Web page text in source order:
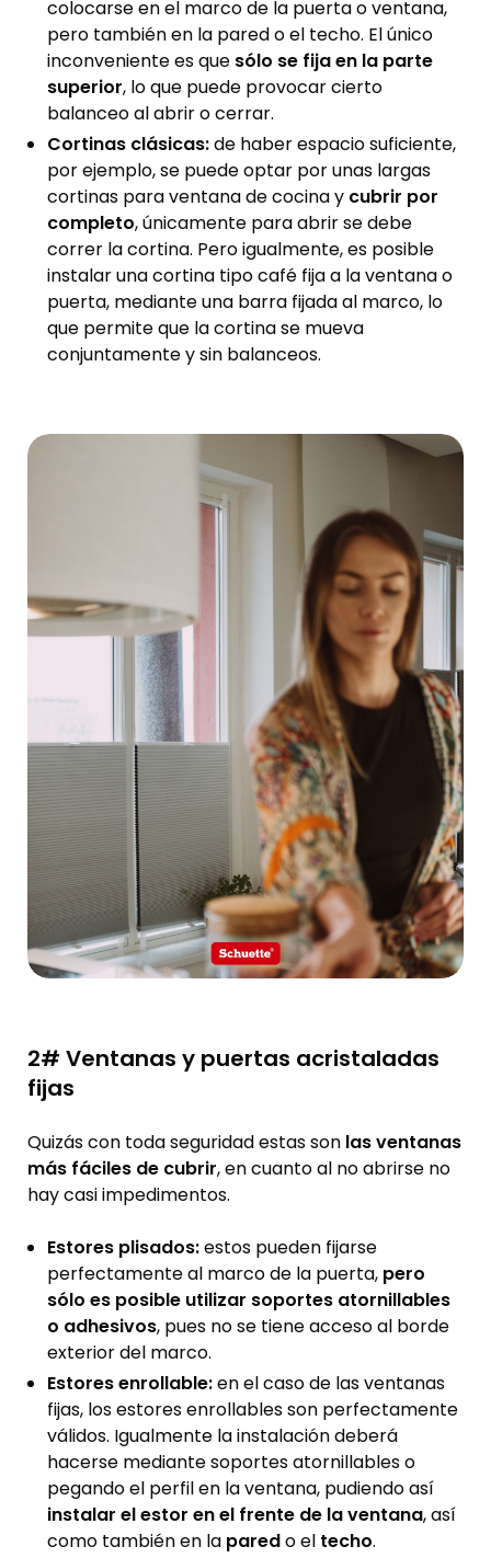
colocarse en el marco de la puerta o ventana,
pero también en la pared o el techo. El único
inconveniente es que sólo se fija en la parte
superior, lo que puede provocar cierto
balanceo al abrir o cerrar.
Cortinas clásicas:de haber espacio suficiente,
por ejemplo, se puede optar por unas largas
cortinas para ventana de cocina y cubrir por
completo, únicamente para abrir se debe
correr la cortina. Pero igualmente, es posible
instalar una cortina tipo café fija a la ventana o
puerta, mediante una barra fijada al marco, lo
que permite que la cortina se mueva
conjuntamente y sin balanceos.
2# Ventanas y puertas acristaladas
fijas
Quizás con toda seguridad estas son las ventanas
más fáciles de cubrir, en cuanto al no abrirse no
hay casi impedimentos.
Estores plisados:estos pueden fijarse
perfectamente al marco de la puerta, pero
sólo es posible utilizar soportes atornillables
o adhesivos, pues no se tiene acceso al borde
exterior del marco.
Estores enrollable:en el caso de las ventanas
fijas, los estores enrollables son perfectamente
válidos. Igualmente la instalación deberá
hacerse mediante soportes atornillables o
pegando el perfil en la ventana, pudiendo así
instalar el estor en el frente de la ventana, así
como también en la paredo el techo.